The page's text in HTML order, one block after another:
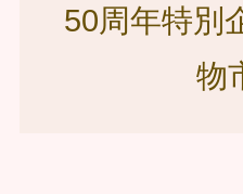
50周年特別
物